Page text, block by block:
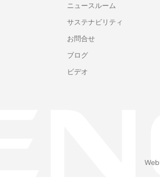
ニュースルーム
サステナビリティ
お問合せ
ブログ
ビデオ